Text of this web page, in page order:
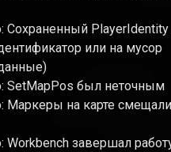
Сохраненный PlayerIdentity
или на мусор
SetMapPos был неточным
Маркеры на карте
Workbench завершал